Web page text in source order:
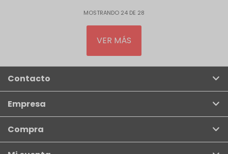
MOSTRANDO 24 DE 28
VER MÁS
Contacto
Empresa
Compra